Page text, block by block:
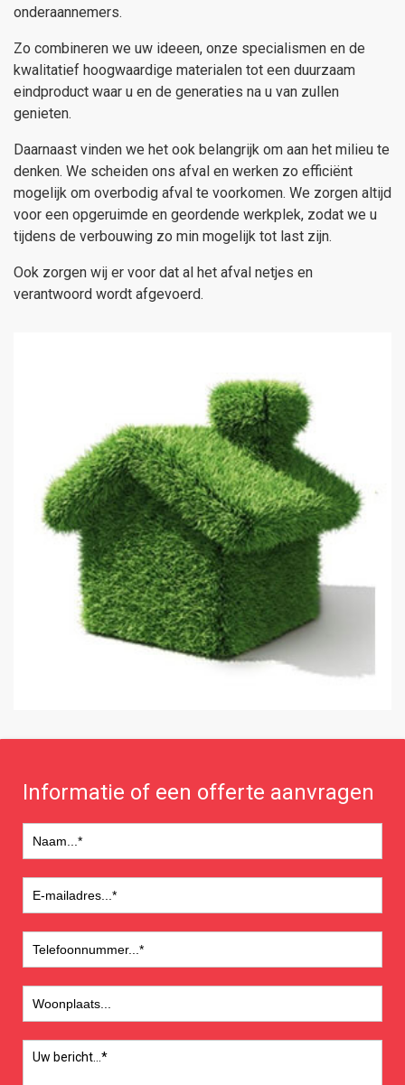
onderaannemers.
Zo combineren we uw ideeen, onze specialismen en de
kwalitatief hoogwaardige materialen tot een duurzaam
eindproduct waar u en de generaties na u van zullen
genieten.
Daarnaast vinden we het ook belangrijk om aan het milieu te
denken. We scheiden ons afval en werken zo efficiënt
mogelijk om overbodig afval te voorkomen. We zorgen altijd
voor een opgeruimde en geordende werkplek, zodat we u
tijdens de verbouwing zo min mogelijk tot last zijn.
Ook zorgen wij er voor dat al het afval netjes en
verantwoord wordt afgevoerd.
Informatie of een offerte aanvragen